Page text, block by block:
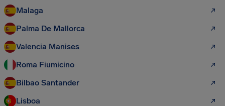
Malaga
Palma De Mallorca
Valencia Manises
Roma Fiumicino
Bilbao Santander
Lisboa